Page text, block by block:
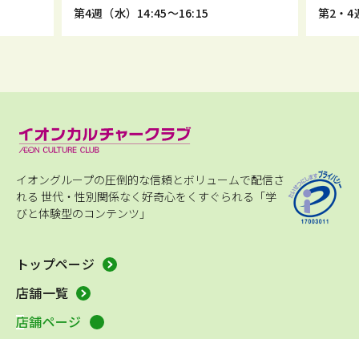
第4週（水）14:45～16:15
第2・4
イオングループの圧倒的な信頼とボリュームで配信さ
れる 世代・性別関係なく好奇心をくすぐられる「学
びと体験型のコンテンツ」
トップページ
店舗一覧
店舗ページ